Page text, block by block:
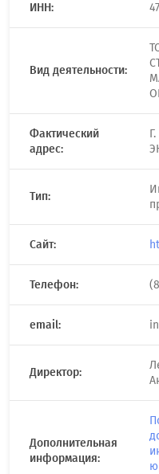
ИНН:
Вид деятельности:
Фактический
адрес:
Тип:
Сайт:
Телефон:
email:
Директор:
Дополнительная
информация: